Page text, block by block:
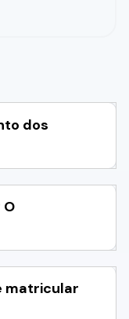
dos
O
matricular